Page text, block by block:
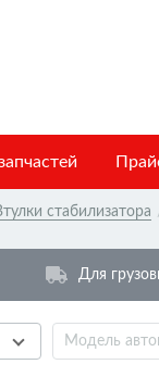
стабилизатора
Модель
Для